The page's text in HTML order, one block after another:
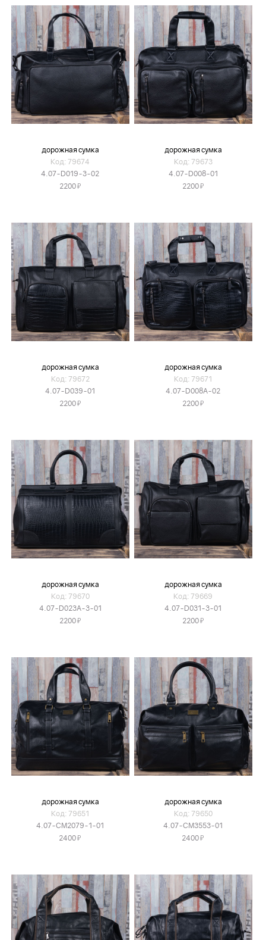
дорожная сумка
Код: 79674
4.07-D019-3-02
2200Я
дорожная сумка
Код: 79673
4.07-D008-01
2200Я
дорожная сумка
Код: 79672
4.07-D039-01
2200Я
дорожная сумка
Код: 79671
4.07-D008A-02
2200Я
дорожная сумка
Код: 79670
4.07-D023A-3-01
2200Я
дорожная сумка
Код: 79669
4.07-D031-3-01
2200Я
дорожная сумка
Код: 79651
4.07-CM2079-1-01
2400Я
дорожная сумка
Код: 79650
4.07-CM3553-01
2400Я